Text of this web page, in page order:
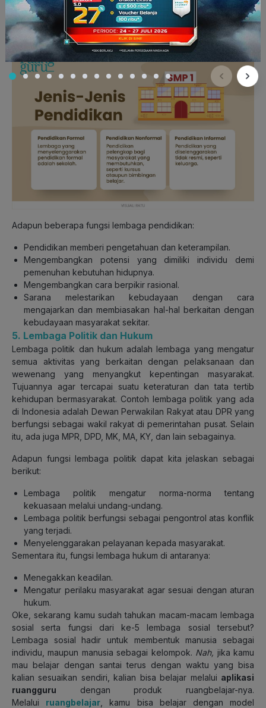
jawab atas terselenggaranya pendidikan di masyarakat.
Lembaga pendidikan sangat penting untuk terus dipelihara
oleh masyarakat karena fungsinya yang sangat penting.
Adapun beberapa fungsi lembaga pendidikan:
Pendidikan memberi pengetahuan dan keterampilan.
Mengembangkan potensi yang dimiliki individu demi
pemenuhan kebutuhan hidupnya.
Mengembangkan cara berpikir rasional.
Sarana melestarikan kebudayaan dengan cara
mengajarkan dan membiasakan hal-hal berkaitan dengan
kebudayaan masyarakat sekitar.
5. Lembaga Politik dan Hukum
Lembaga politik dan hukum adalah lembaga yang mengatur
semua aktivitas yang berkaitan dengan pelaksanaan dan
wewenang yang menyangkut kepentingan masyarakat.
Tujuannya agar tercapai suatu keteraturan dan tata tertib
kehidupan bermasyarakat. Contoh lembaga politik yang ada
di Indonesia adalah Dewan Perwakilan Rakyat atau DPR yang
berfungsi sebagai wakil rakyat di pemerintahan pusat. Selain
itu, ada juga MPR, DPD, MK, MA, KY, dan lain sebagainya.
Adapun fungsi lembaga politik dapat kita jelaskan sebagai
berikut:
Lembaga politik mengatur norma-norma tentang
kekuasaan melalui undang-undang.
Lembaga politik berfungsi sebagai pengontrol atas konflik
yang terjadi.
Menyelenggarakan pelayanan kepada masyarakat.
Sementara itu, fungsi lembaga hukum di antaranya:
Menegakkan keadilan.
Mengatur perilaku masyarakat agar sesuai dengan aturan
hukum.
Oke, sekarang kamu sudah tahukan macam-macam lembaga
sosial serta fungsi dari ke-5 lembaga sosial tersebut?
Lembaga sosial hadir untuk membentuk manusia sebagai
individu, maupun manusia sebagai kelompok. Nah, jika kamu
mau belajar dengan santai terus dengan waktu yang bisa
kalian sesuaikan sendiri, kalian bisa belajar melalui aplikasi
ruangguru
dengan produk ruangbelajar-nya.
Melalui
ruangbelajar , kamu bisa belajar dengan model